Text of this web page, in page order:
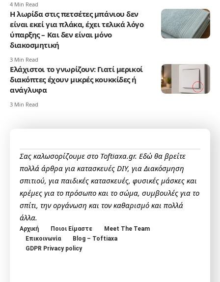
4 Min Read
Η λωρίδα στις πετσέτες μπάνιου δεν
είναι εκεί για πλάκα, έχει τελικά λόγο
ύπαρξης – Και δεν είναι μόνο
διακοσμητική
3 Min Read
Ελάχιστοι το γνωρίζουν: Γιατί μερικοί
διακόπτες έχουν μικρές κουκκίδες ή
ανάγλυφα
3 Min Read
Σας καλωσορίζουμε στο Toftiaxa.gr. Εδώ θα βρείτε
πολλά άρθρα για κατασκευές DIY, για Διακόσμηση
σπιτιού, για παιδικές κατασκευές, φυσικές μάσκες και
κρέμες για το πρόσωπο και το σώμα, συμβουλές για το
σπίτι, την οργάνωση και τον καθαρισμό και πολλά
άλλα.
Αρχική Ποιοι Είμαστε
Meet The Team
Επικοινωνία
Blog – Toftiaxa
GDPR Privacy policy